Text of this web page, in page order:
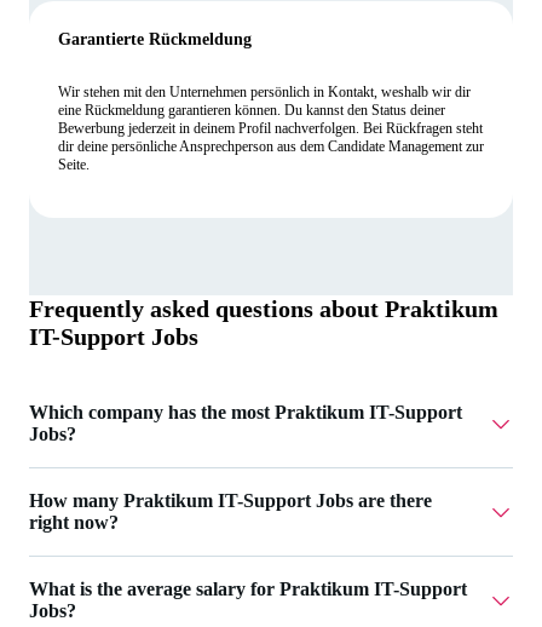
Garantierte Rückmeldung
Wir stehen mit den Unternehmen persönlich in Kontakt, weshalb wir dir
eine Rückmeldung garantieren können. Du kannst den Status deiner
Bewerbung jederzeit in deinem Profil nachverfolgen. Bei Rückfragen steht
dir deine persönliche Ansprechperson aus dem Candidate Management zur
Seite.
Frequently asked questions about Praktikum
IT-Support Jobs
Which company has the most Praktikum IT-Support
Jobs?
How many Praktikum IT-Support Jobs are there
right now?
What is the average salary for Praktikum IT-Support
Jobs?